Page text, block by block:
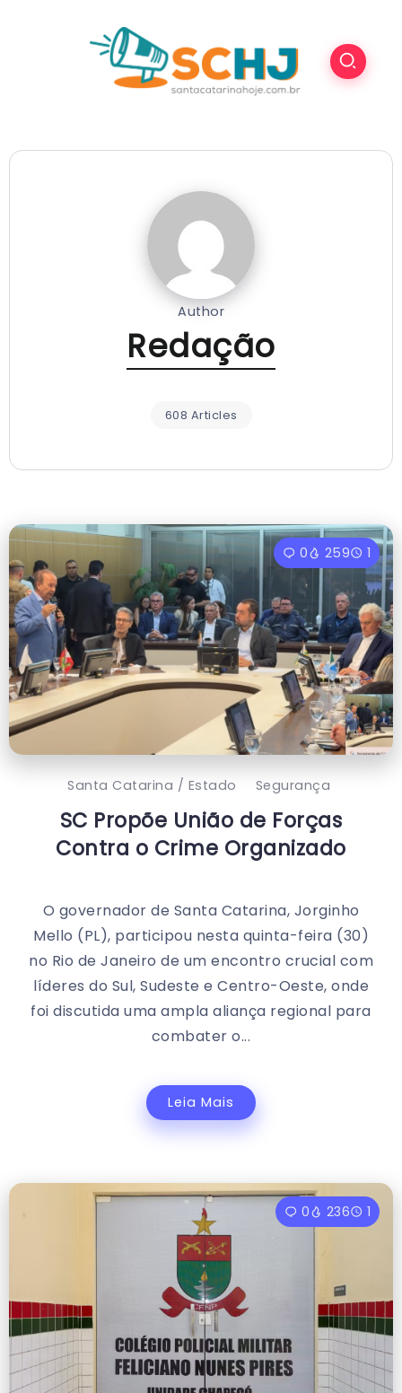
Author
Redação
608 Articles
0 259 1
Santa Catarina / Estado Segurança
SC Propõe União de Forças
Contra o Crime Organizado
O governador de Santa Catarina, Jorginho
Mello (PL), participou nesta quinta-feira (30)
no Rio de Janeiro de um encontro crucial com
líderes do Sul, Sudeste e Centro-Oeste, onde
foi discutida uma ampla aliança regional para
combater o...
Leia Mais
0 236 1